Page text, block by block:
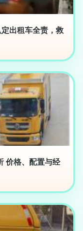
出租车全责，救
价格、配置与经